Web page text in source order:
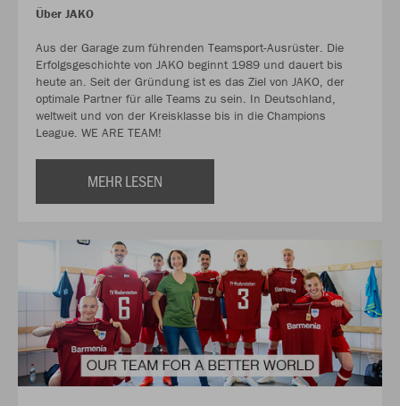
Über JAKO
Aus der Garage zum führenden Teamsport-Ausrüster. Die
Erfolgsgeschichte von JAKO beginnt 1989 und dauert bis
heute an. Seit der Gründung ist es das Ziel von JAKO, der
optimale Partner für alle Teams zu sein. In Deutschland,
weltweit und von der Kreisklasse bis in die Champions
League. WE ARE TEAM!
MEHR LESEN